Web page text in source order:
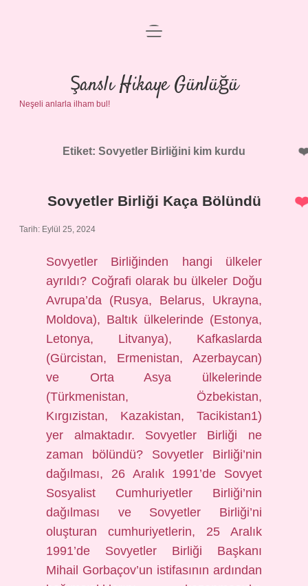
Anasayfa
Gizlilik Politikası
menüyü
Şanslı Hikaye Günlüğü
Neşeli anlarla ilham bul!
Etiket: Sovyetler Birliğini kim kurdu
Sovyetler Birliği Kaça Bölündü
Tarih: Eylül 25, 2024
Sovyetler Birliğinden hangi ülkeler
ayrıldı? Coğrafi olarak bu ülkeler Doğu
Avrupa’da (Rusya, Belarus, Ukrayna,
Moldova), Baltık ülkelerinde (Estonya,
Letonya, Litvanya), Kafkaslarda
(Gürcistan, Ermenistan, Azerbaycan)
ve Orta Asya ülkelerinde
(Türkmenistan, Özbekistan,
Kırgızistan, Kazakistan, Tacikistan1)
yer almaktadır. Sovyetler Birliği ne
zaman bölündü? Sovyetler Birliği’nin
dağılması, 26 Aralık 1991’de Sovyet
Sosyalist Cumhuriyetler Birliği’nin
dağılması ve Sovyetler Birliği’ni
oluşturan cumhuriyetlerin, 25 Aralık
1991’de Sovyetler Birliği Başkanı
Mihail Gorbaçov’un istifasının ardından